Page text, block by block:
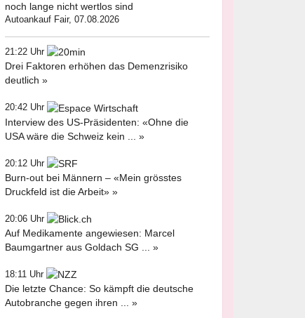
noch lange nicht wertlos sind
Autoankauf Fair, 07.08.2026
21:22 Uhr
Drei Faktoren erhöhen das Demenzrisiko
deutlich »
20:42 Uhr
Interview des US-Präsidenten: «Ohne die
USA wäre die Schweiz kein ... »
20:12 Uhr
Burn-out bei Männern – «Mein grösstes
Druckfeld ist die Arbeit» »
20:06 Uhr
Auf Medikamente angewiesen: Marcel
Baumgartner aus Goldach SG ... »
18:11 Uhr
Die letzte Chance: So kämpft die deutsche
Autobranche gegen ihren ... »